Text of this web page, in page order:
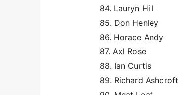
84. Lauryn Hill
85. Don Henley
86. Horace Andy
87. Axl Rose
88. Ian Curtis
89. Richard Ashcroft